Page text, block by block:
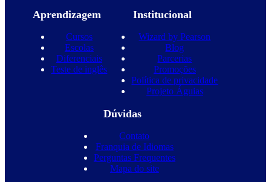
Aprendizagem
Cursos
Escolas
Diferenciais
Teste de inglês
Institucional
Wizard by Pearson
Blog
Parcerias
Promoções
Política de privacidade
Projeto Águias
Dúvidas
Contato
Franquia de Idiomas
Perguntas Frequentes
Mapa do site